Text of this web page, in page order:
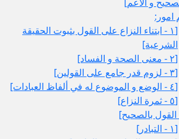
امور:
[١ - ابتناء النزاع على القول بثبوت الحقيقة
الشرعية]
[٢ - معنى الصحة و الفساد]
[٣ - لزوم قدر جامع على القولين‏]
[٤ - الوضع و الموضوع له في ألفاظ العبادات‏]
[٥ - ثمرة النزاع‏]
القول بالصحيح‏]
[١ - التبادر]